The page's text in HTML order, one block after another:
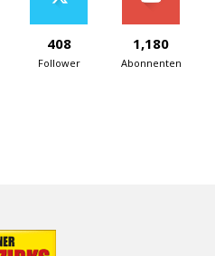
408
Follower
1,180
Abonnenten